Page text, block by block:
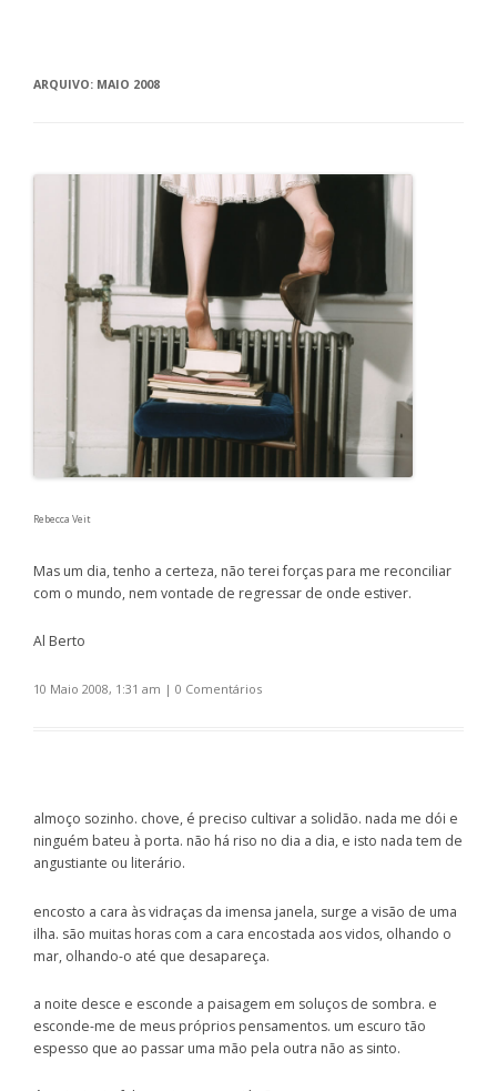
ARQUIVO: MAIO 2008
Rebecca Veit
Mas um dia, tenho a certeza, não terei forças para me reconciliar
com o mundo, nem vontade de regressar de onde estiver.
Al Berto
10 Maio 2008, 1:31 am | 0 Comentários
almoço sozinho. chove, é preciso cultivar a solidão. nada me dói e
ninguém bateu à porta. não há riso no dia a dia, e isto nada tem de
angustiante ou literário.
encosto a cara às vidraças da imensa janela, surge a visão de uma
ilha. são muitas horas com a cara encostada aos vidos, olhando o
mar, olhando-o até que desapareça.
a noite desce e esconde a paisagem em soluços de sombra. e
esconde-me de meus próprios pensamentos. um escuro tão
espesso que ao passar uma mão pela outra não as sinto.